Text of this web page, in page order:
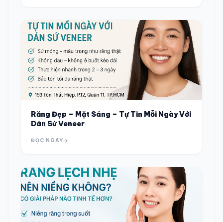
Răng Đẹp – Mặt Sáng – Tự Tin Mỗi Ngày Với
Dán Sứ Veneer
ĐỌC NGAY